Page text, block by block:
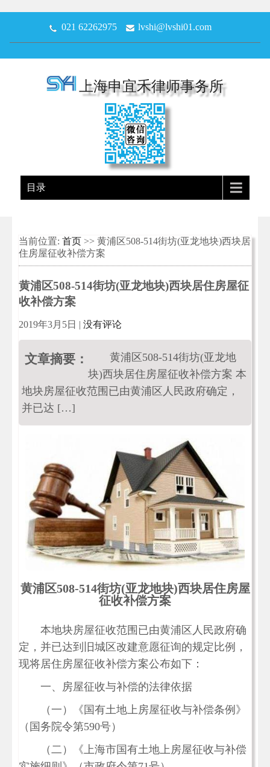
021 62262975 lvshi@lvshi01.com
上海申宜禾律师事务所
目录
当前位置: 首页 >> 黄浦区508-514街坊(亚龙地块)西块居
住房屋征收补偿方案
黄浦区508-514街坊(亚龙地块)西块居住房屋征
收补偿方案
2019年3月5日 | 没有评论
文章摘要：
黄浦区508-514街坊(亚龙地
块)西块居住房屋征收补偿方案 本
地块房屋征收范围已由黄浦区人民政府确定，
并已达 […]
黄浦区508-514街坊(亚龙地块)西块居住房屋
征收补偿方案
本地块房屋征收范围已由黄浦区人民政府确
定，并已达到旧城区改建意愿征询的规定比例，
现将居住房屋征收补偿方案公布如下：
一、房屋征收与补偿的法律依据
（一）《国有土地上房屋征收与补偿条例》
（国务院令第590号）
（二）《上海市国有土地上房屋征收与补偿